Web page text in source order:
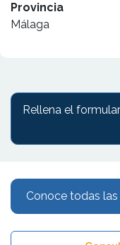
Provincia
Málaga
Conoce todas